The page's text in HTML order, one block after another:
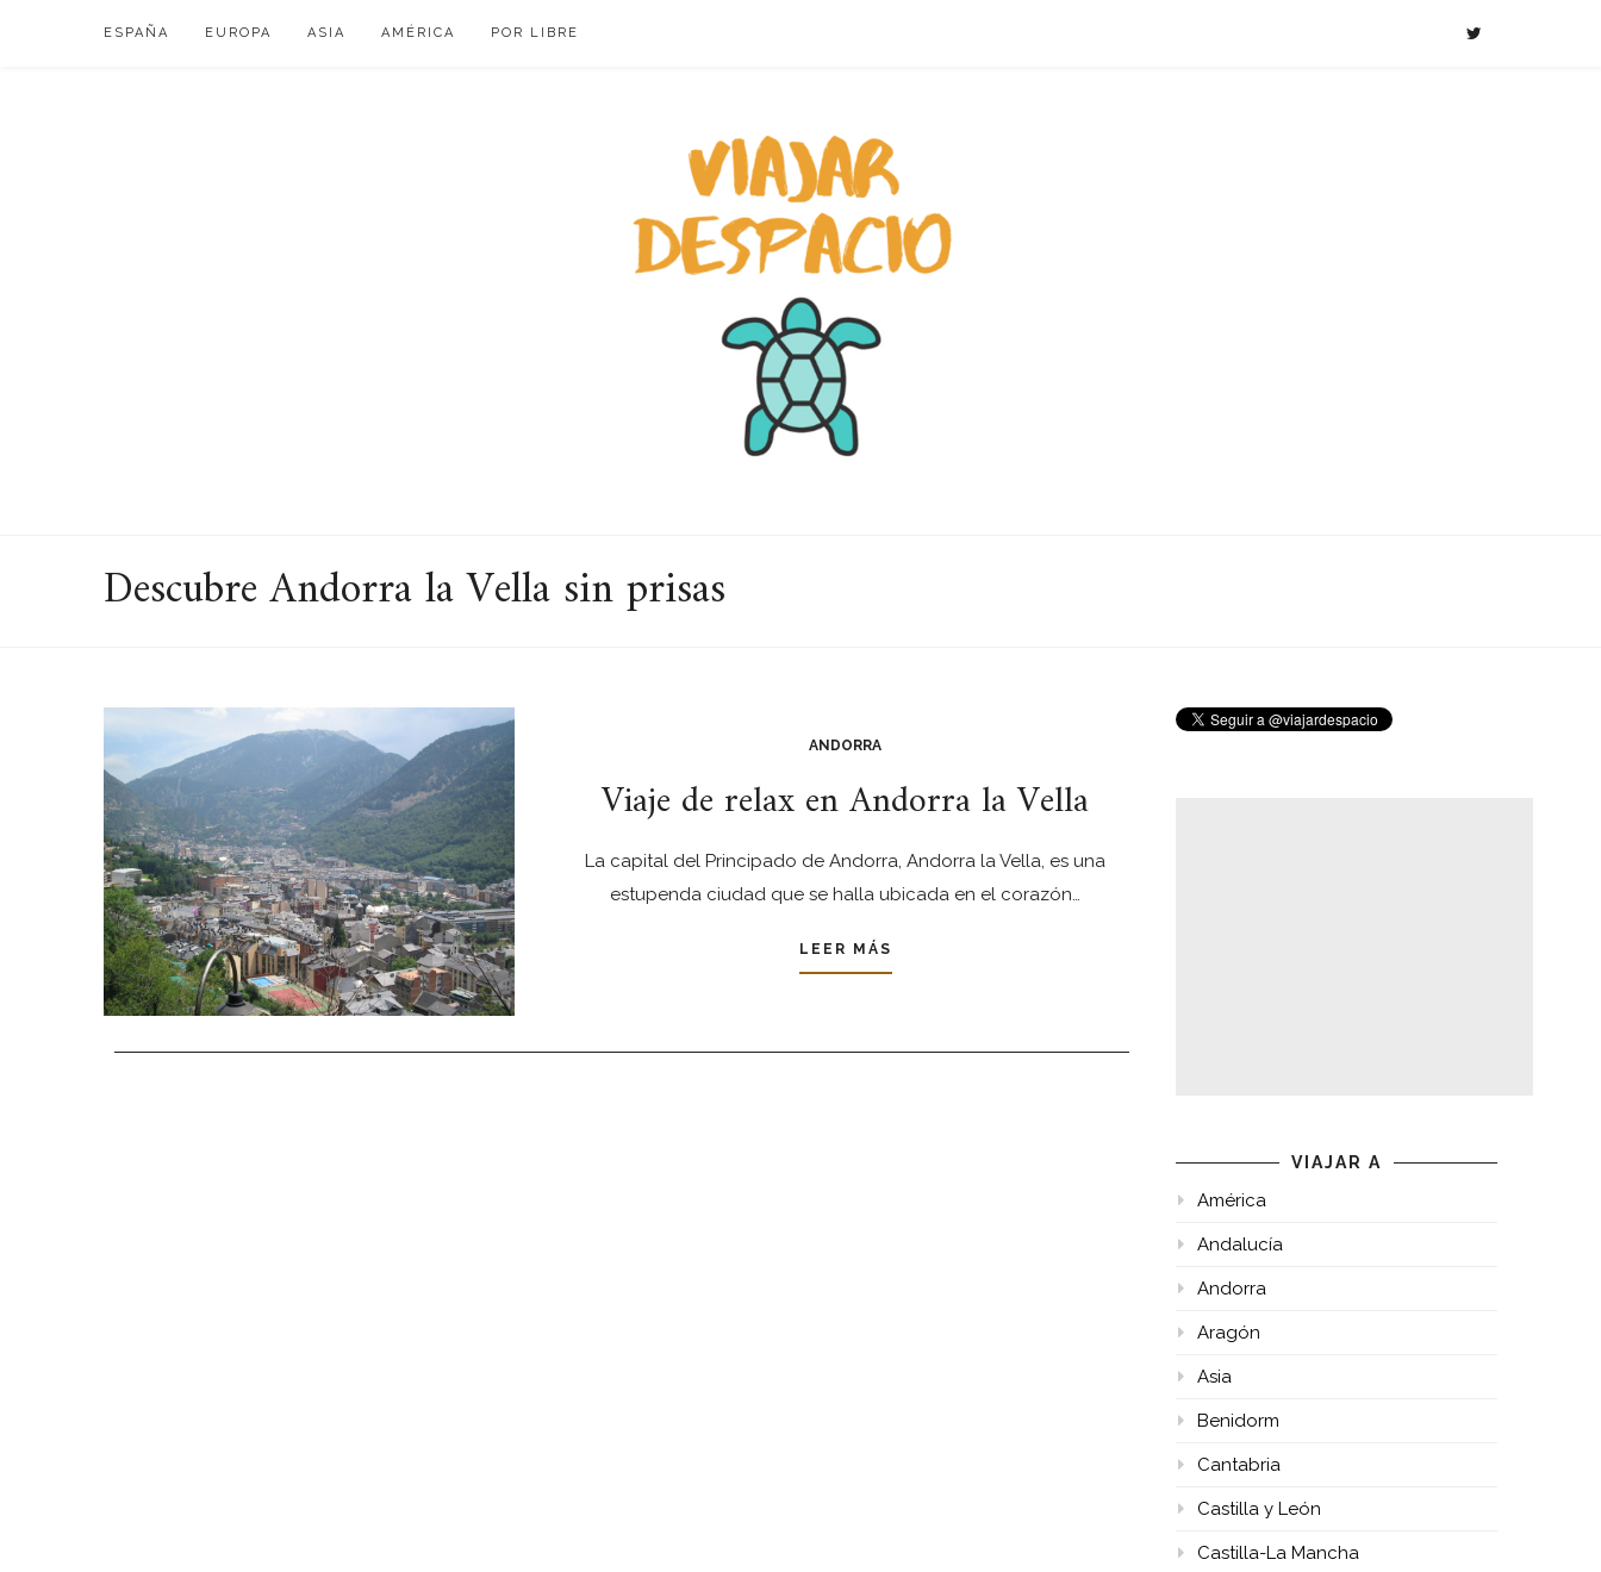
ESPAÑA EUROPA ASIA AMÉRICA POR LIBRE
Descubre Andorra la Vella sin prisas
ANDORRA
Viaje de relax en Andorra la Vella
La capital del Principado de Andorra, Andorra la Vella, es una
estupenda ciudad que se halla ubicada en el corazón…
LEER MÁS
VIAJAR A
América
Andalucía
Andorra
Aragón
Asia
Benidorm
Cantabria
Castilla y León
Castilla-La Mancha